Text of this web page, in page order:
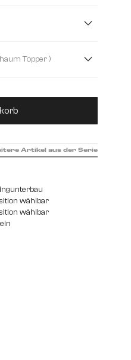
( mit Bonellfederkernmatratze H2 und Schaum Topper )
Wert
wählbar
wählbar
Artikel aus der Serie